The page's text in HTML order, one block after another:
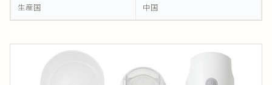
生産国 中国